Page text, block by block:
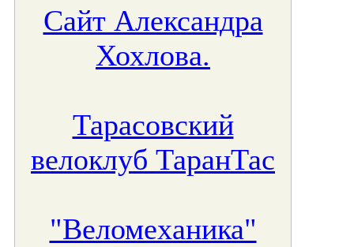
Сайт Александра
Хохлова.
Тарасовский
велоклуб ТаранТас
"Веломеханика"